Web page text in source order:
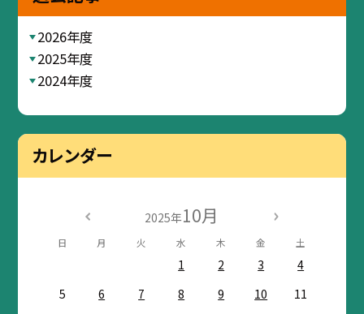
2026年度
2025年度
2024年度
カレンダー
2025年10月
日 月 火 水 木 金 土
1 2 3
4
5
6 7 8 9 10
11